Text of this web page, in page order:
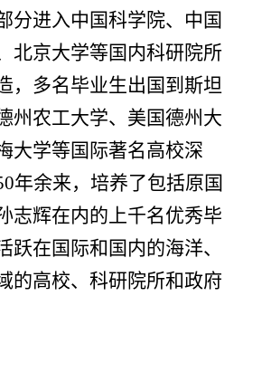
分进入中国科学院、中国
北京大学等国内科研院所
，多名毕业生出国到斯坦
州农工大学、美国德州大
大学等国际著名高校深
年余来，培养了包括原国
志辉在内的上千名优秀毕
跃在国际和国内的海洋、
的高校、科研院所和政府